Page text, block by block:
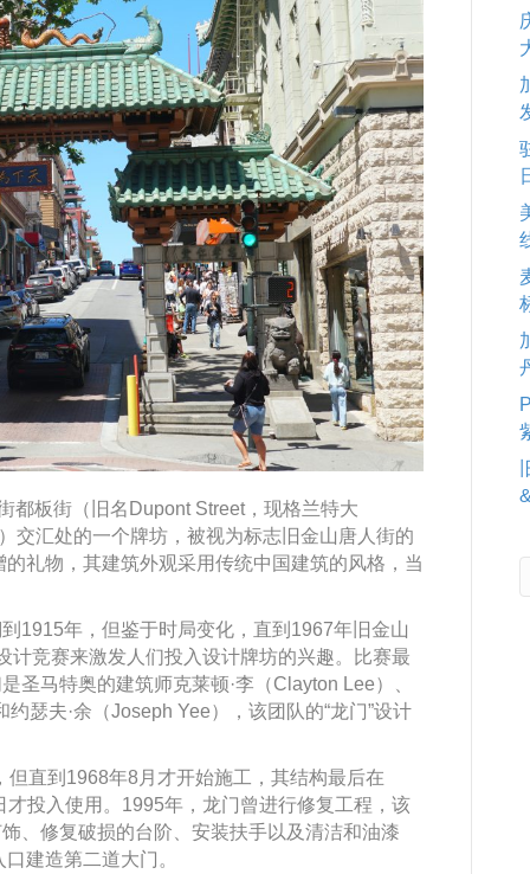
都板街（旧名Dupont Street，现格兰特大
交汇处的一个牌坊，被视为标志旧金山唐人街的
礼物，其建筑外观采用传统中国建筑的风格，当
1915年，但鉴于时局变化，直到1967年旧金山
计竞赛来激发人们投入设计牌坊的兴趣。比赛最
圣马特奥的建筑师克莱顿·李（Clayton Lee）、
瑟夫·余（Joseph Yee），该团队的“龙门”设计
直到1968年8月才开始施工，其结构最后在
投入使用。1995年，龙门曾进行修复工程，该
、修复破损的台阶、安装扶手以及清洁和油漆
建造第二道大门。